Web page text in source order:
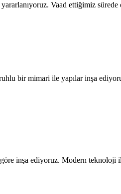
Vaad ettiğimiz sürede
bir mimari ile yapılar inşa
inşa ediyoruz. Modern